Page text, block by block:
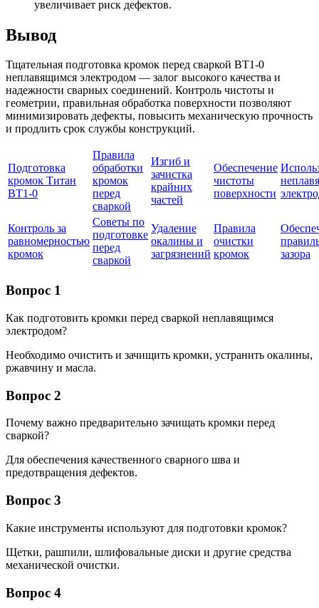
увеличивает риск дефектов.
Вывод
Тщательная подготовка кромок перед сваркой ВТ1-0
неплавящимся электродом — залог высокого качества и
надежности сварных соединений. Контроль чистоты и
геометрии, правильная обработка поверхности позволяют
минимизировать дефекты, повысить механическую прочность
и продлить срок службы конструкций.
Подготовка
кромок Титан
ВТ1-0
Правила
обработки
кромок
перед
сваркой
Изгиб и
зачистка
крайних
частей
Обеспечение
чистоты
поверхности
Контроль за
равномерностью
кромок
Советы по
подготовке
перед
сваркой
Удаление
окалины и
загрязнений
Правила
очистки
кромок
зазора
Вопрос 1
Как подготовить кромки перед сваркой неплавящимся
электродом?
Необходимо очистить и зачищить кромки, устранить окалины,
ржавчину и масла.
Вопрос 2
Почему важно предварительно зачищать кромки перед
сваркой?
Для обеспечения качественного сварного шва и
предотвращения дефектов.
Вопрос 3
Какие инструменты используют для подготовки кромок?
Щетки, рашпили, шлифовальные диски и другие средства
механической очистки.
Вопрос 4